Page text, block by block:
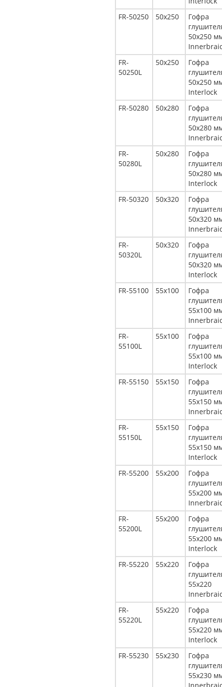
FR-50250
50x250
Гофра
50x250
FR-
50250L
50x250
Гофра
50x250
Interlock
FR-50280
50x280
Гофра
50x280
FR-
50280L
50x280
Гофра
50x280
Interlock
FR-50320
50x320
Гофра
50x320
FR-
50320L
50x320
Гофра
50x320
Interlock
FR-55100
55x100
Гофра
55x100
FR-
55100L
55x100
Гофра
55x100
Interlock
FR-55150
55x150
Гофра
55x150
FR-
55150L
55x150
Гофра
55x150
Interlock
FR-55200
55x200
Гофра
55x200
FR-
55200L
55x200
Гофра
55x200
Interlock
FR-55220
55x220
Гофра
55x220
FR-
55220L
55x220
Гофра
55x220
Interlock
FR-55230
55x230
Гофра
55x230